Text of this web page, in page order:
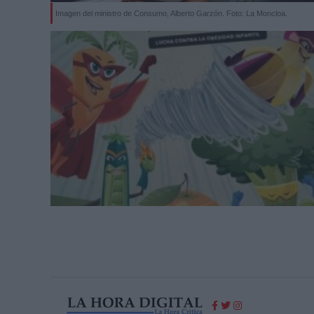
Imagen del ministro de Consumo, Alberto Garzón. Foto: La Moncloa.